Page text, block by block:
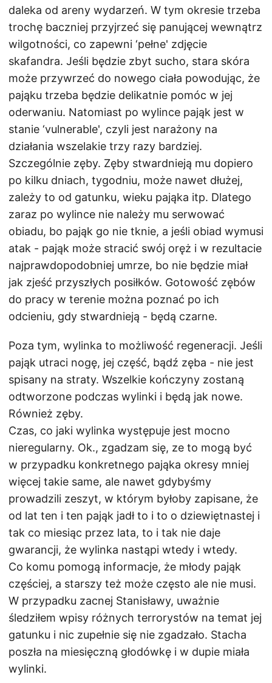
daleka od areny wydarzeń. W tym okresie trzeba
trochę baczniej przyjrzeć się panującej wewnątrz
wilgotności, co zapewni ‘pełne' zdjęcie
skafandra. Jeśli będzie zbyt sucho, stara skóra
może przywrzeć do nowego ciała powodując, że
pająku trzeba będzie delikatnie pomóc w jej
oderwaniu. Natomiast po wylince pająk jest w
stanie ‘vulnerable', czyli jest narażony na
działania wszelakie trzy razy bardziej.
Szczególnie zęby. Zęby stwardnieją mu dopiero
po kilku dniach, tygodniu, może nawet dłużej,
zależy to od gatunku, wieku pająka itp. Dlatego
zaraz po wylince nie należy mu serwować
obiadu, bo pająk go nie tknie, a jeśli obiad wymusi
atak - pająk może stracić swój oręż i w rezultacie
najprawdopodobniej umrze, bo nie będzie miał
jak zjeść przyszłych posiłków. Gotowość zębów
do pracy w terenie można poznać po ich
odcieniu, gdy stwardnieją - będą czarne.
Poza tym, wylinka to możliwość regeneracji. Jeśli
pająk utraci nogę, jej część, bądź zęba - nie jest
spisany na straty. Wszelkie kończyny zostaną
odtworzone podczas wylinki i będą jak nowe.
Również zęby.
Czas, co jaki wylinka występuje jest mocno
nieregularny. Ok., zgadzam się, ze to mogą być
w przypadku konkretnego pająka okresy mniej
więcej takie same, ale nawet gdybyśmy
prowadzili zeszyt, w którym byłoby zapisane, że
od lat ten i ten pająk jadł to i to o dziewiętnastej i
tak co miesiąc przez lata, to i tak nie daje
gwarancji, że wylinka nastąpi wtedy i wtedy.
Co komu pomogą informacje, że młody pająk
częściej, a starszy też może często ale nie musi.
W przypadku zacnej Stanisławy, uważnie
śledziłem wpisy różnych terrorystów na temat jej
gatunku i nic zupełnie się nie zgadzało. Stacha
poszła na miesięczną głodówkę i w dupie miała
wylinki.